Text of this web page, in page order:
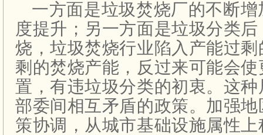
一方面是垃圾焚烧厂的不断
度提升；另一方面是垃圾分类
烧，垃圾焚烧行业 陷入产能过
剩的焚烧产能，反过来可能会
置，有违垃圾分类的初衷。这
部委间相互矛盾的政策。加强
策协调，从城市基础设施属性